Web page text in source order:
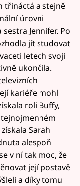
třináctá a stejně
úrovni
Jennifer. Po
jít studovat
letech svoji
ukončila.
kariéře mohl
roli Buffy,
Sarah
alespoň
v ní tak moc, že
její postavě
a díky tomu